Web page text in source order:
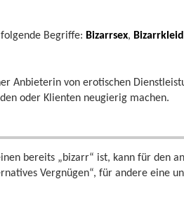
Begriffe: Bizarrsex,
Anbieterin von erotischen
oder Klienten neugierig machen.
bereits „bizarr“ ist, kann für den
Vergnügen“, für andere eine